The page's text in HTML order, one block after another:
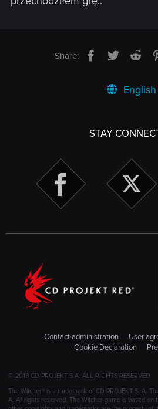
Share: Facebook
Twitter
English
STAY
Contact administration User
Cookie Declaration
© 2018 CD PROJEKT S.A. ALL RIGHTS RESERVED
The Witcher® is a trademark of CD PROJEKT S. A.
A. All rights reserved. The Witcher game is based on